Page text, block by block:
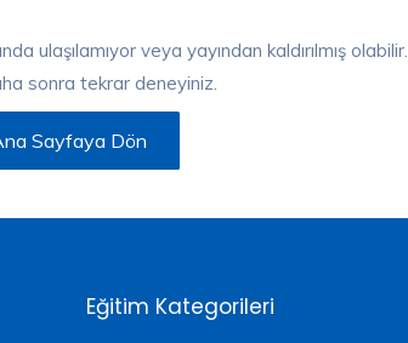
ulaşılamıyor veya yayından kaldırılmış olabilir.
sonra tekrar deneyiniz.
Sayfaya Dön
Eğitim Kategorileri